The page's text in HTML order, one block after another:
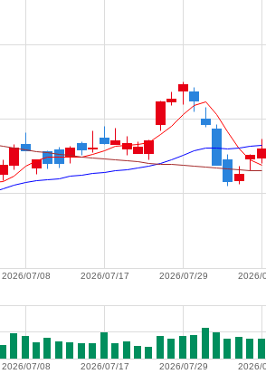
2026/
2026/07/29
2026/07/17
2026/07/08
2026/
2026/07/29
2026/07/17
2026/07/08